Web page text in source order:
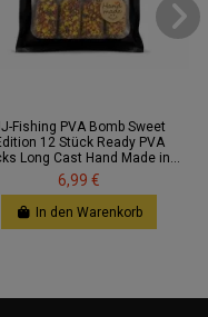
Fishing PVA Bomb Sweet
12 Stück Ready PVA
Long Cast Hand Made in...
6,99 €
In den Warenkorb